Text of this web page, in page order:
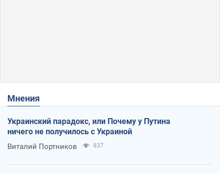
Мнения
Украинский парадокс, или Почему у Путина
ничего не получилось с Украиной
Виталий Портников 837